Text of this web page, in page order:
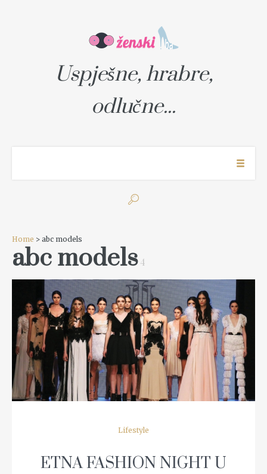
Uspješne, hrabre,
odlučne...
Home > abc models
abc models 4
READ MORE
Lifestyle
ETNA FASHION NIGHT U